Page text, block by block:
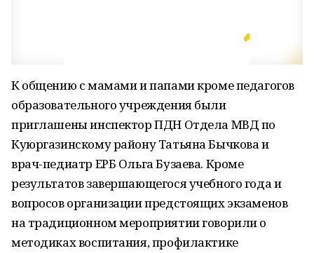
К общению с мамами и папами кроме педагогов
образовательного учреждения были
приглашены инспектор ПДН Отдела МВД по
Куюргазинскому району Татьяна Бычкова и
врач-педиатр ЕРБ Ольга Бузаева. Кроме
результатов завершающегося учебного года и
вопросов организации предстоящих экзаменов
на традиционном мероприятии говорили о
методиках воспитания, профилактике